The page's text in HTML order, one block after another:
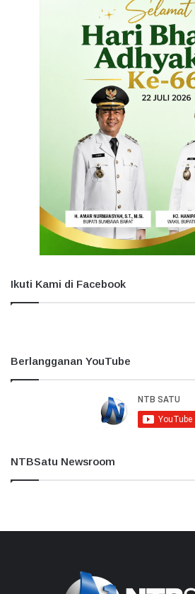
Ikuti Kami di Facebook
Berlangganan YouTube
NTBSatu Newsroom